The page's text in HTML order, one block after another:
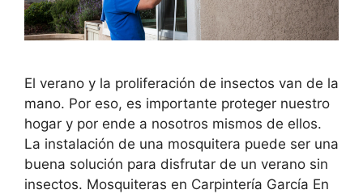
El verano y la proliferación de insectos van de la
mano. Por eso, es importante proteger nuestro
hogar y por ende a nosotros mismos de ellos.
La instalación de una mosquitera puede ser una
buena solución para disfrutar de un verano sin
insectos. Mosquiteras en Carpintería García En